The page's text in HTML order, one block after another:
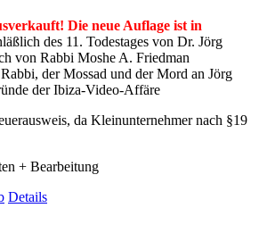
Die neue Auflage ist in
des 11. Todestages von Dr. Jörg
von Rabbi Moshe A. Friedman
der Mossad und der Mord an Jörg
der Ibiza-Video-Affäre
da Kleinunternehmer nach §19
+ Bearbeitung
Details